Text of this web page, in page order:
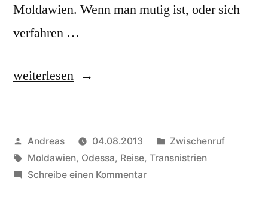
Moldawien. Wenn man mutig ist, oder sich
verfahren …
„Durch
weiterlesen
Veröffentlicht
von
Andreas 04.08.2013
Veröffentlicht
in
Zwischenruf
Schlagwörter:
Moldawien, Odessa, Reise, Transnistrien
Schreibe einen Kommentarzu